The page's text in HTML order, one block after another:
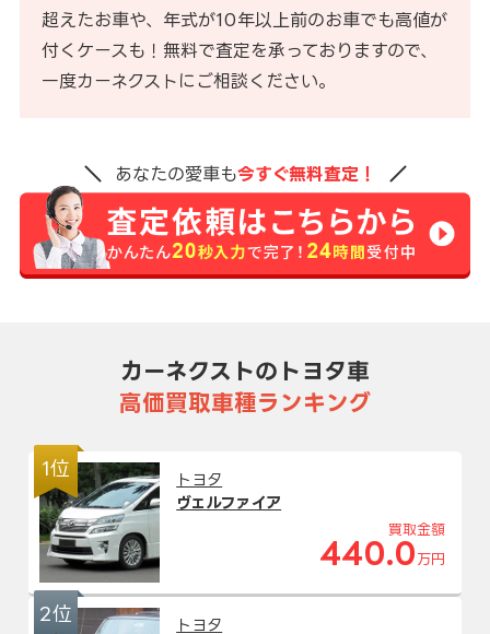
超えたお車や、年式が10年以上前のお車でも高値が
付くケースも！無料で査定を承っておりますので、
一度カーネクストにご相談ください。
あなたの愛車も今すぐ無料査定！
カーネクストのトヨタ車
高価買取車種ランキング
1位
トヨタ
ヴェルファイア
買取金額
440.0 万円
2位
トヨタ